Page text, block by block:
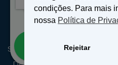
SANTOS & MATTOS IMÓVEIS
Direitos
Como podemos te
Abrir bate-papo
condições. Para mais
nossa Política de
Rejeitar